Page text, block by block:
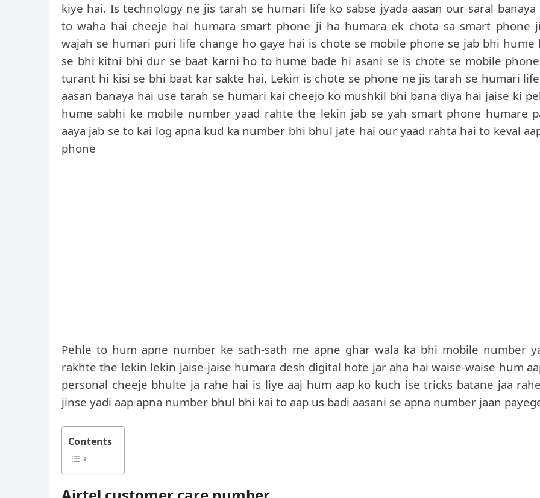
kiye hai. Is technology ne jis tarah se humari life ko sabse jyada aasan our saral banaya
to waha hai cheeje hai humara smart phone ji ha humara ek chota sa smart phone
wajah se humari puri life change ho gaye hai is chote se mobile phone se jab bhi hume
se bhi kitni bhi dur se baat karni ho to hume bade hi asani se is chote se mobile
turant hi kisi se bhi baat kar sakte hai. Lekin is chote se phone ne jis tarah se humari
aasan banaya hai use tarah se humari kai cheejo ko mushkil bhi bana diya hai jaise ki
hume sabhi ke mobile number yaad rahte the lekin jab se yah smart phone humare
aaya jab se to kai log apna kud ka number bhi bhul jate hai our yaad rahta hai to keval
phone
Pehle to hum apne number ke sath-sath me apne ghar wala ka bhi mobile number
rakhte the lekin lekin jaise-jaise humara desh digital hote jar aha hai waise-waise hum
personal cheeje bhulte ja rahe hai is liye aaj hum aap ko kuch ise tricks batane jaa
jinse yadi aap apna number bhul bhi kai to aap us badi aasani se apna number jaan
Contents